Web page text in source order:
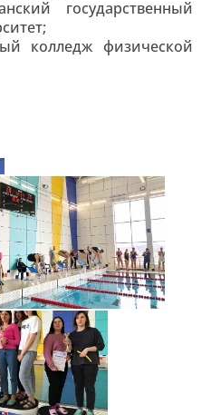
государственный
колледж физической